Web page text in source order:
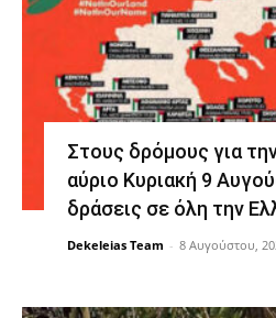
Στους δρόμους για
αύριο Κυριακή 9
δράσεις σε όλη την
Dekeleias Team - 8 Αυγούστου,